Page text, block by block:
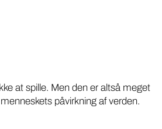
at spille. Men den er altså meget
påvirkning af verden.